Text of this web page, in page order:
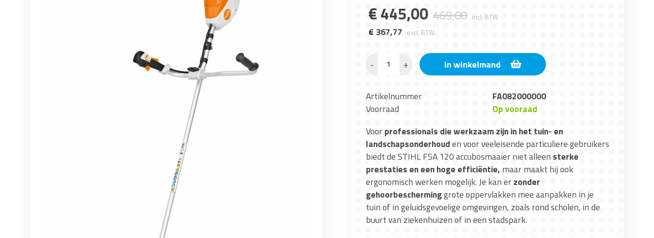
€445,00 469,00 incl. BTW
€ 367,77 excl. BTW
- + In winkelmand
Artikelnummer
FA082000000
Voorraad
Op vooraad
Voorprofessionals die werkzaam zijn in het tuin- en
landschapsonderhouden voor veeleisende particuliere gebruikers
biedt de STIHL FSA 120 accubosmaaier niet alleen sterke
prestaties en een hoge efficiëntie, maar maakt hij ook
ergonomisch werken mogelijk. Je kan erzonder
gehoorbescherminggrote oppervlakken mee aanpakken in je
tuin of in geluidsgevoelige omgevingen, zoals rond scholen, in de
buurt van ziekenhuizen of in een stadspark.